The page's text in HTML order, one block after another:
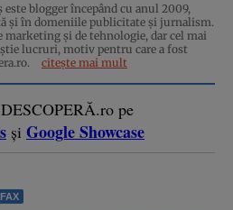
este blogger începând cu anul 2009,
și în domeniile publicitate și jurnalism.
marketing și de tehnologie, dar cel mai
lucruri, motiv pentru care a fost
citește mai mult
pe
și Google Showcase